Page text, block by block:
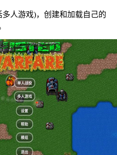
人游戏)，创建和加载自己的